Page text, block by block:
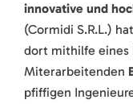
innovative und
(Cormidi S.R.L.)
dort mithilfe eines
Miterarbeitenden
pfiffigen